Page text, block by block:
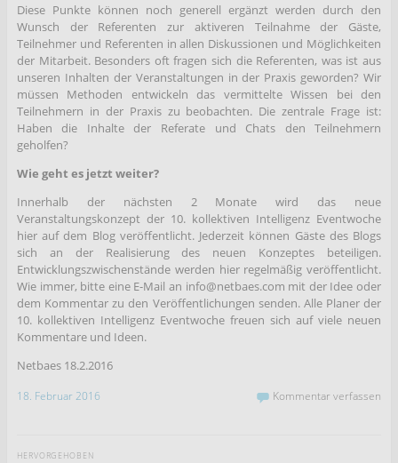
Diese Punkte können noch generell ergänzt werden durch den
Wunsch der Referenten zur aktiveren Teilnahme der Gäste,
Teilnehmer und Referenten in allen Diskussionen und Möglichkeiten
der Mitarbeit. Besonders oft fragen sich die Referenten, was ist aus
unseren Inhalten der Veranstaltungen in der Praxis geworden? Wir
müssen Methoden entwickeln das vermittelte Wissen bei den
Teilnehmern in der Praxis zu beobachten. Die zentrale Frage ist:
Haben die Inhalte der Referate und Chats den Teilnehmern
geholfen?
Wie geht es jetzt weiter?
Innerhalb der nächsten 2 Monate wird das neue
Veranstaltungskonzept der 10. kollektiven Intelligenz Eventwoche
hier auf dem Blog veröffentlicht. Jederzeit können Gäste des Blogs
sich an der Realisierung des neuen Konzeptes beteiligen.
Entwicklungszwischenstände werden hier regelmäßig veröffentlicht.
Wie immer, bitte eine E-Mail an info@netbaes.com mit der Idee oder
dem Kommentar zu den Veröffentlichungen senden. Alle Planer der
10. kollektiven Intelligenz Eventwoche freuen sich auf viele neuen
Kommentare und Ideen.
Netbaes 18.2.2016
18. Februar 2016 Kommentar verfassen
HERVORGEHOBEN